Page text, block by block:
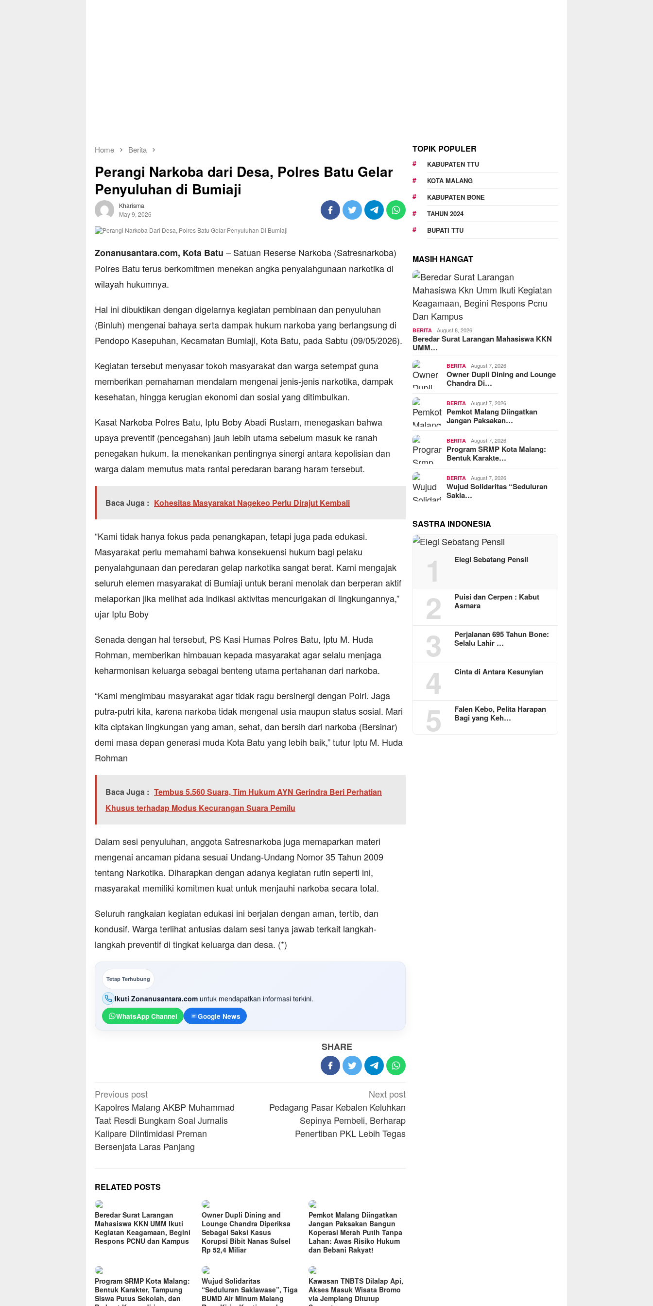
Home Berita
Perangi Narkoba dari Desa, Polres Batu Gelar
Penyuluhan di Bumiaji
Kharisma
May 9, 2026
Zonanusantara.com, Kota Batu – Satuan Reserse Narkoba (Satresnarkoba)
Polres Batu terus berkomitmen menekan angka penyalahgunaan narkotika di
wilayah hukumnya.
Hal ini dibuktikan dengan digelarnya kegiatan pembinaan dan penyuluhan
(Binluh) mengenai bahaya serta dampak hukum narkoba yang berlangsung di
Pendopo Kasepuhan, Kecamatan Bumiaji, Kota Batu, pada Sabtu (09/05/2026).
Kegiatan tersebut menyasar tokoh masyarakat dan warga setempat guna
memberikan pemahaman mendalam mengenai jenis-jenis narkotika, dampak
kesehatan, hingga kerugian ekonomi dan sosial yang ditimbulkan.
Kasat Narkoba Polres Batu, Iptu Boby Abadi Rustam, menegaskan bahwa
upaya preventif (pencegahan) jauh lebih utama sebelum masuk ke ranah
penegakan hukum. Ia menekankan pentingnya sinergi antara kepolisian dan
warga dalam memutus mata rantai peredaran barang haram tersebut.
Baca Juga : Kohesitas Masyarakat Nagekeo Perlu Dirajut Kembali
“Kami tidak hanya fokus pada penangkapan, tetapi juga pada edukasi.
Masyarakat perlu memahami bahwa konsekuensi hukum bagi pelaku
penyalahgunaan dan peredaran gelap narkotika sangat berat. Kami mengajak
seluruh elemen masyarakat di Bumiaji untuk berani menolak dan berperan aktif
melaporkan jika melihat ada indikasi aktivitas mencurigakan di lingkungannya,”
ujar Iptu Boby
Senada dengan hal tersebut, PS Kasi Humas Polres Batu, Iptu M. Huda
Rohman, memberikan himbauan kepada masyarakat agar selalu menjaga
keharmonisan keluarga sebagai benteng utama pertahanan dari narkoba.
“Kami mengimbau masyarakat agar tidak ragu bersinergi dengan Polri. Jaga
putra-putri kita, karena narkoba tidak mengenal usia maupun status sosial. Mari
kita ciptakan lingkungan yang aman, sehat, dan bersih dari narkoba (Bersinar)
demi masa depan generasi muda Kota Batu yang lebih baik,” tutur Iptu M. Huda
Rohman
Baca Juga : Tembus 5.560 Suara, Tim Hukum AYN Gerindra Beri Perhatian
Khusus terhadap Modus Kecurangan Suara Pemilu
Dalam sesi penyuluhan, anggota Satresnarkoba juga memaparkan materi
mengenai ancaman pidana sesuai Undang-Undang Nomor 35 Tahun 2009
tentang Narkotika. Diharapkan dengan adanya kegiatan rutin seperti ini,
masyarakat memiliki komitmen kuat untuk menjauhi narkoba secara total.
Seluruh rangkaian kegiatan edukasi ini berjalan dengan aman, tertib, dan
kondusif. Warga terlihat antusias dalam sesi tanya jawab terkait langkah-
langkah preventif di tingkat keluarga dan desa. (*)
Tetap Terhubung
Ikuti Zonanusantara.com untuk mendapatkan informasi terkini.
WhatsApp Channel Google News
SHARE
Post
navigation
Previous post
Kapolres Malang AKBP Muhammad
Taat Resdi Bungkam Soal Jurnalis
Kalipare Diintimidasi Preman
Bersenjata Laras Panjang
Next post
Pedagang Pasar Kebalen Keluhkan
Sepinya Pembeli, Berharap
Penertiban PKL Lebih Tegas
RELATED POSTS
Beredar Surat Larangan
Mahasiswa KKN UMM Ikuti
Kegiatan Keagamaan, Begini
Respons PCNU dan Kampus
Owner Dupli Dining and
Lounge Chandra Diperiksa
Sebagai Saksi Kasus
Korupsi Bibit Nanas Sulsel
Rp 52,4 Miliar
Pemkot Malang Diingatkan
Jangan Paksakan Bangun
Koperasi Merah Putih Tanpa
Lahan: Awas Risiko Hukum
dan Bebani Rakyat!
Program SRMP Kota Malang:
Bentuk Karakter, Tampung
Siswa Putus Sekolah, dan
Wujud Solidaritas
“Seduluran Saklawase”, Tiga
BUMD Air Minum Malang
Kawasan TNBTS Dilalap Api,
Akses Masuk Wisata Bromo
via Jemplang Ditutup
TOPIK POPULER
KABUPATEN TTU
KOTA MALANG
KABUPATEN BONE
TAHUN 2024
BUPATI TTU
MASIH HANGAT
BERITA August 8, 2026
Beredar Surat Larangan Mahasiswa KKN
UMM…
BERITA August 7, 2026
Owner Dupli Dining and Lounge
Chandra Di…
BERITA August 7, 2026
Pemkot Malang Diingatkan
Jangan Paksakan…
BERITA August 7, 2026
Program SRMP Kota Malang:
Bentuk Karakte…
BERITA August 7, 2026
Wujud Solidaritas “Seduluran
Sakla…
SASTRA INDONESIA
1 Elegi Sebatang Pensil
2
Puisi dan Cerpen : Kabut
Asmara
3
Perjalanan 695 Tahun Bone:
Selalu Lahir …
4 Cinta di Antara Kesunyian
5
Falen Kebo, Pelita Harapan
Bagi yang Keh…